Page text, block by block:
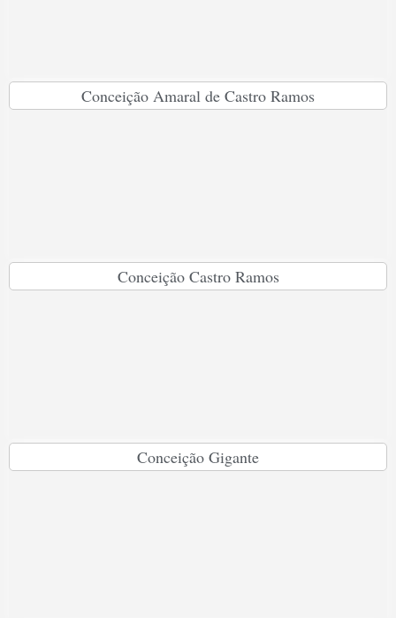
Conceição Amaral de Castro Ramos
Conceição Castro Ramos
Conceição Gigante